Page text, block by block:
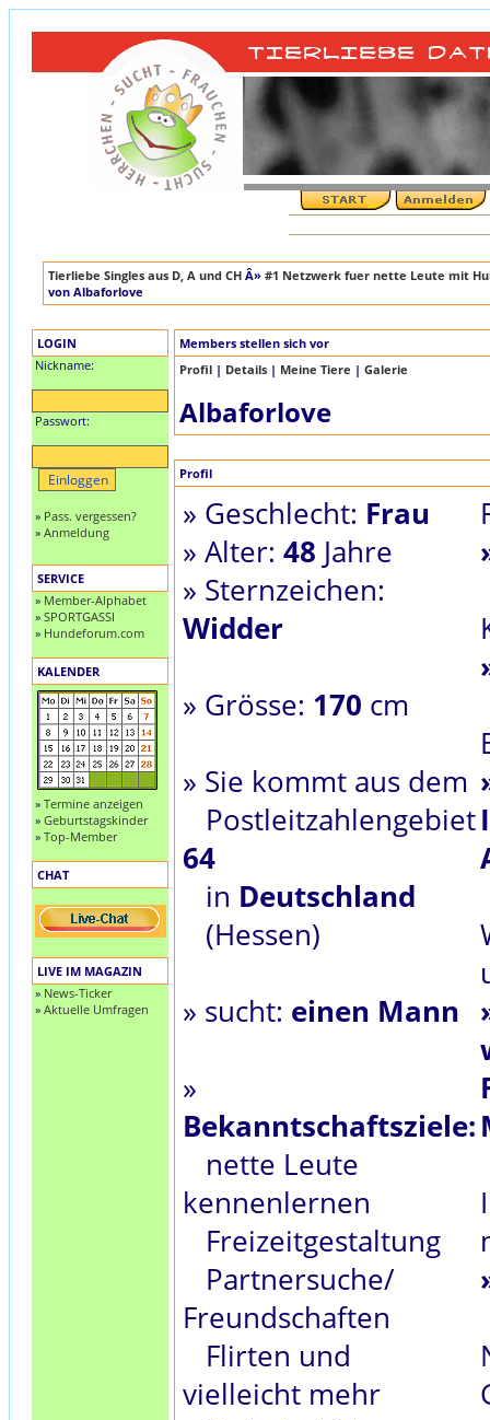
Tierliebe Singles aus D, A und CH Â» #1 Netzwerk fuer nette Leute mit
von Albaforlove
LOGIN
Nickname:
Passwort:
» Pass. vergessen?
» Anmeldung
SERVICE
» Member-Alphabet
» SPORTGASSI
» Hundeforum.com
KALENDER
» Termine anzeigen
» Geburtstagskinder
» Top-Member
CHAT
LIVE IM MAGAZIN
» News-Ticker
» Aktuelle Umfragen
Members stellen sich vor
Profil | Details | Meine Tiere | Galerie
Albaforlove
Profil
» Geschlecht: Frau
» Alter: 48 Jahre
» Sternzeichen:
Widder
» Grösse: 170 cm
» Sie kommt aus dem
Postleitzahlengebiet
64
in Deutschland
(Hessen)
» sucht: einen Mann
»
Bekanntschaftsziele:
nette Leute
kennenlernen
Freizeitgestaltung
Partnersuche/
Freundschaften
Flirten und
vielleicht mehr